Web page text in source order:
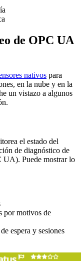
de OPC UA
nativos para
en la nube y en la
un vistazo a algunos
el estado del
de diagnóstico de
Puede mostrar lo
por motivos de
espera y sesiones